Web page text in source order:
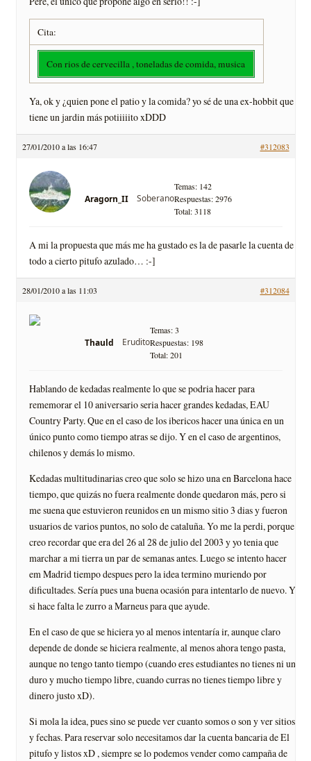
Cita:
Con rios de cervecilla , toneladas de comida, musica
Ya, ok y ¿quien pone el patio y la comida? yo sé de una ex-hobbit que
tiene un jardin más potiiiiito xDDD
27/01/2010 a las 16:47 #312083
Aragorn_II Soberano
Temas: 142
Respuestas: 2976
Total: 3118
A mi la propuesta que más me ha gustado es la de pasarle la cuenta de
todo a cierto pitufo azulado… :-]
28/01/2010 a las 11:03 #312084
Thauld Erudito
Temas: 3
Respuestas: 198
Total: 201
Hablando de kedadas realmente lo que se podria hacer para
rememorar el 10 aniversario seria hacer grandes kedadas, EAU
Country Party. Que en el caso de los ibericos hacer una única en un
único punto como tiempo atras se dijo. Y en el caso de argentinos,
chilenos y demás lo mismo.
Kedadas multitudinarias creo que solo se hizo una en Barcelona hace
tiempo, que quizás no fuera realmente donde quedaron más, pero si
me suena que estuvieron reunidos en un mismo sitio 3 dias y fueron
usuarios de varios puntos, no solo de cataluña. Yo me la perdi, porque
creo recordar que era del 26 al 28 de julio del 2003 y yo tenia que
marchar a mi tierra un par de semanas antes. Luego se intento hacer
em Madrid tiempo despues pero la idea termino muriendo por
dificultades. Sería pues una buena ocasión para intentarlo de nuevo. Y
si hace falta le zurro a Marneus para que ayude.
En el caso de que se hiciera yo al menos intentaría ir, aunque claro
depende de donde se hiciera realmente, al menos ahora tengo pasta,
aunque no tengo tanto tiempo (cuando eres estudiantes no tienes ni un
duro y mucho tiempo libre, cuando curras no tienes tiempo libre y
dinero justo xD).
Si mola la idea, pues sino se puede ver cuanto somos o son y ver sitios
y fechas. Para reservar solo necesitamos dar la cuenta bancaria de El
pitufo y listos xD , siempre se lo podemos vender como campaña de